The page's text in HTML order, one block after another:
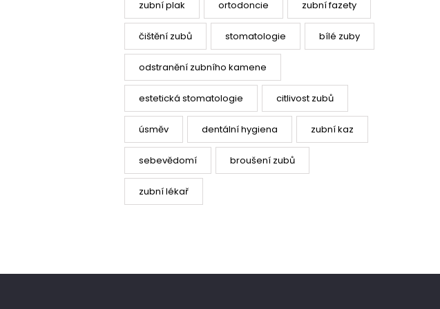
zubní plak ortodoncie zubní fazety
čištění zubů stomatologie bílé zuby
odstranění zubního kamene
estetická stomatologie citlivost zubů
úsměv dentální hygiena zubní kaz
sebevědomí broušení zubů
zubní lékař